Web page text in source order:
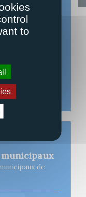
Grambois
de
to